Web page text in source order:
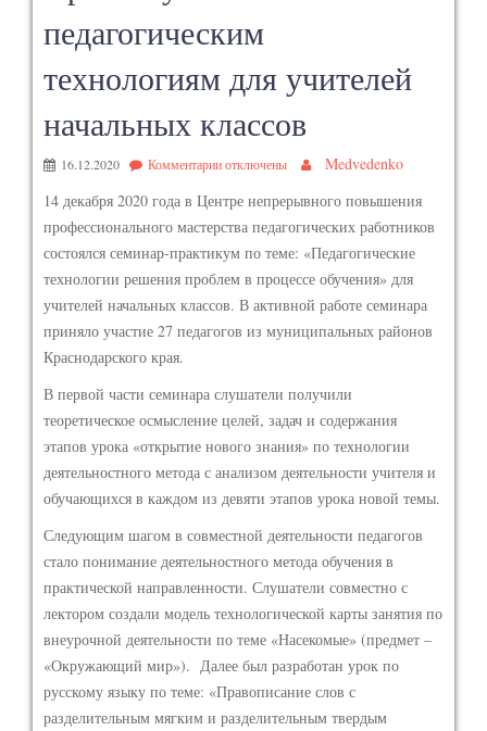
педагогическим
технологиям для учителей
начальных классов
16.12.2020 Комментарииотключены
Medvedenko
14 декабря 2020 года в Центре непрерывного повышения
профессионального мастерства педагогических работников
состоялся семинар-практикум по теме: «Педагогические
технологии решения проблем в процессе обучения» для
учителей начальных классов. В активной работе семинара
приняло участие 27 педагогов из муниципальных районов
Краснодарского края.
В первой части семинара слушатели получили
теоретическое осмысление целей, задач и содержания
этапов урока «открытие нового знания» по технологии
деятельностного метода с анализом деятельности учителя и
обучающихся в каждом из девяти этапов урока новой темы.
Следующим шагом в совместной деятельности педагогов
стало понимание деятельностного метода обучения в
практической направленности. Слушатели совместно с
лектором создали модель технологической карты занятия по
внеурочной деятельности по теме «Насекомые» (предмет –
«Окружающий мир»). Далее был разработан урок по
русскому языку по теме: «Правописание слов с
разделительным мягким и разделительным твердым